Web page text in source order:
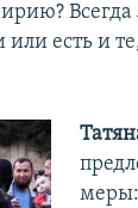
Всегда
есть и те,
меры: